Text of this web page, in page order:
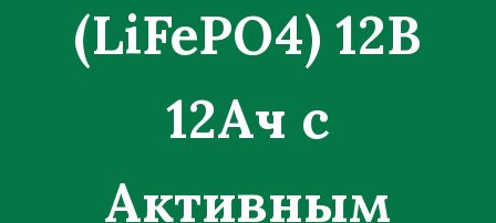
(LiFePO4) 12В
12Ач с
Активным